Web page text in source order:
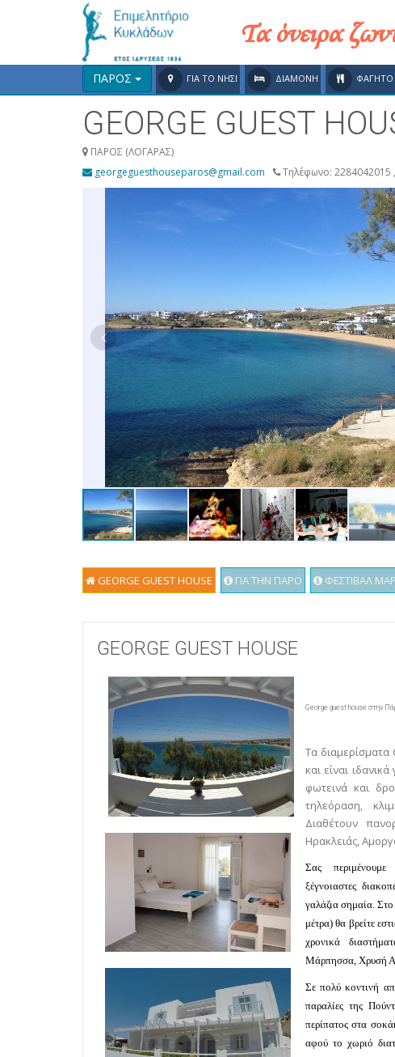
Τα όνειρα
ΠΑΡΟΣ ΓΙΑ ΤΟ ΝΗΣΙ ΔΙΑΜΟΝΗ ΦΑΓΗΤΟ
GEORGE GUEST
ΠΑΡΟΣ (ΛΟΓΑΡΑΣ)
georgeguesthouseparos@gmail.com
Τηλέφωνο: 2284042015
GEORGE GUEST HOUSE ΓΙΑ ΤΗΝ ΠΑΡΟ ΦΕΣΤΙΒΑΛ
GEORGE GUEST HOUSE
George guest house στην
Τα διαμερίσματα
και είναι
φωτεινά και
τηλεόραση,
Διαθέτουν
Ηρακλειάς,
Σας
ξέγνοιαστες
γαλάζια σημαία.
μέτρα) θα βρείτε
χρονικά
Μάρπησσα, Χρυσή
Σε πολύ κοντινή
παραλίες της
περίπατος στα
αφού το χωριό